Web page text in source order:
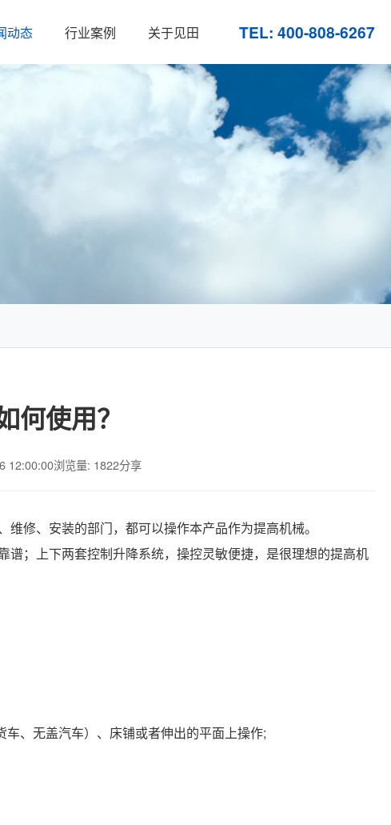
动态 行业案例 关于见田 TEL: 400-808-6267
何使用？
12:00:00浏览量: 1822分享
修、安装的部门，都可以操作本产品作为提高机械。
谱；上下两套控制升降系统，操控灵敏便捷，是很理想的提高机
、无盖汽车）、床铺或者伸出的平面上操作;